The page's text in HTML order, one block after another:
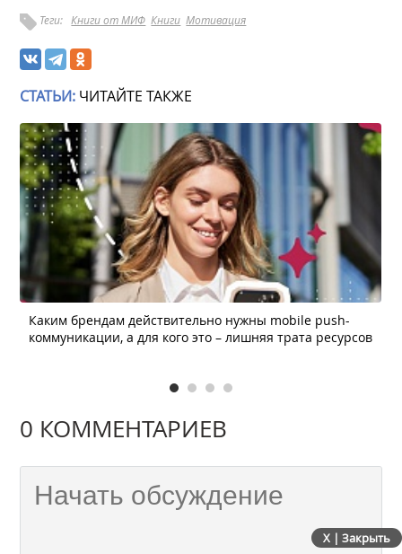
Теги: Книги от МИФ Книги Мотивация
СТАТЬИ: ЧИТАЙТЕ ТАКЖЕ
Каким брендам действительно нужны mobile push-
коммуникации, а для кого это – лишняя трата ресурсов
0 КОММЕНТАРИЕВ
X | Закрыть